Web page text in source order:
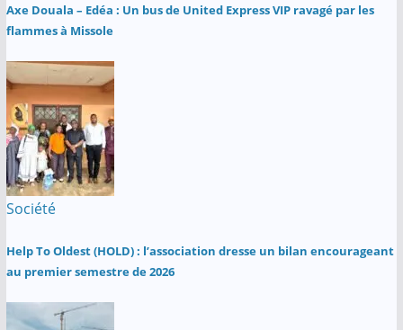
Axe Douala – Edéa : Un bus de United Express VIP ravagé par les
flammes à Missole
Société
Help To Oldest (HOLD) : l’association dresse un bilan encourageant
au premier semestre de 2026